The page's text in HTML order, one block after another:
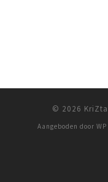
© 2026 KriZta
Aangeboden door WP